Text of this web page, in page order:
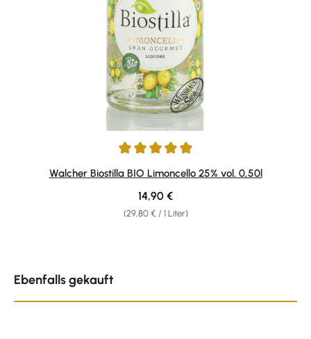
Durchschnittliche Bewertung von 4.91 von 5 Sternen
Walcher Biostilla BIO Limoncello 25% vol. 0,50l
(29,80 € / 1 Liter)
Regulärer Preis:
14,90 €
Ebenfalls gekauft